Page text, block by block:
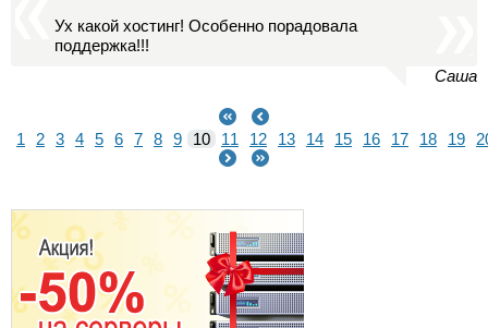
Ух какой хостинг! Особенно порадовала
поддержка!!!
Саша
1 2 3 4 5 6 7 8 9 10 11 12 13 14 15 16 17 18 19